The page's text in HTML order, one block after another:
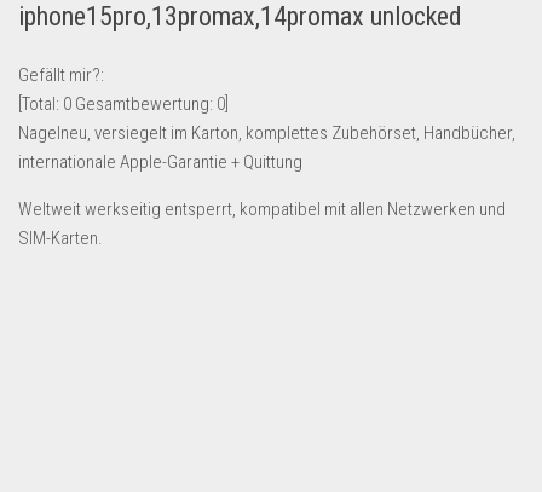
Multimedia & Elektro
Münzen
Spielzeug & Games
Schuhe & Accessoires
iphone15pro,13promax,14promax unlocked
Gefällt mir?:
[Total: 0 Gesamtbewertung: 0
Nagelneu, versiegelt im Karton, komplettes Zubehörset, Handbücher,
internationale Apple-Garantie + Quittung
Weltweit werkseitig entsperrt, kompatibel mit allen Netzwerken und
SIM-Karten.